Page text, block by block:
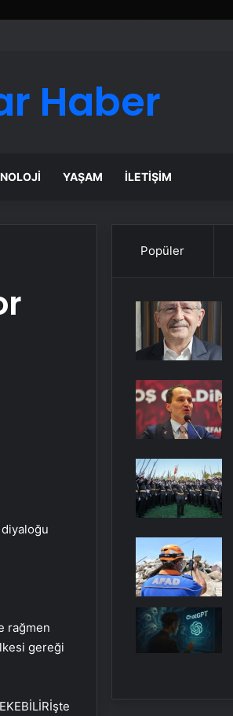
Haber
YAŞAM İLETIŞIM
diyaloğu
rağmen
gereği
İşte
Popüler